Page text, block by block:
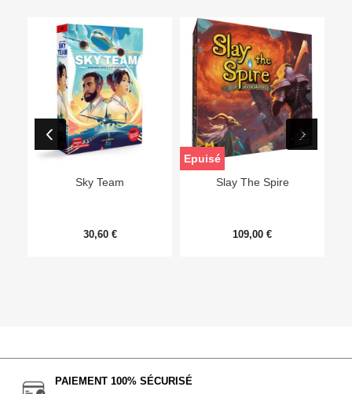
Sky Team
30,60 €
Slay The Spire
109,00 €
Epuisé
PAIEMENT 100% SÉCURISÉ